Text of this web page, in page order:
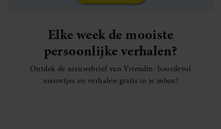
Elke week de mooiste
persoonlijke verhalen?
Ontdek de nieuwsbrief van Vriendin: boordevol
nieuwtjes en verhalen gratis in je inbox!